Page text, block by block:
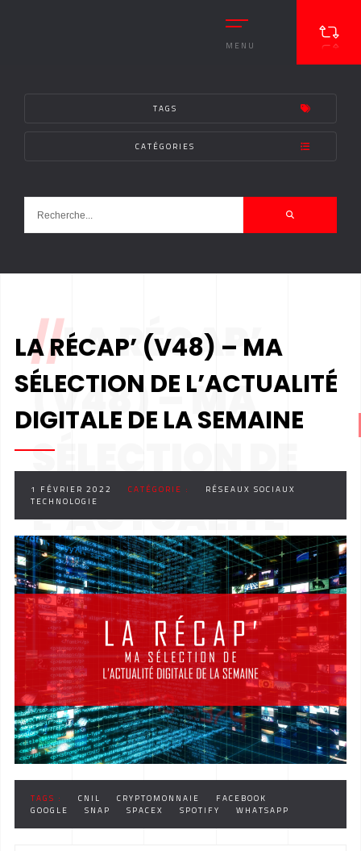
MENU
TAGS
CATÉGORIES
//LA RÉCAP’
(V48) – MA
SÉLECTION DE
L’ACTUALITÉ
DIGITALE DE LA
SEMAINE
LA RÉCAP’ (V48) – MA
SÉLECTION DE L’ACTUALITÉ
DIGITALE DE LA SEMAINE
1 FÉVRIER 2022 CATÉGORIE :
RÉSEAUX SOCIAUX
TECHNOLOGIE
TAGS : CNIL CRYPTOMONNAIE
FACEBOOK
GOOGLE
SNAP SPACEX SPOTIFY WHATSAPP